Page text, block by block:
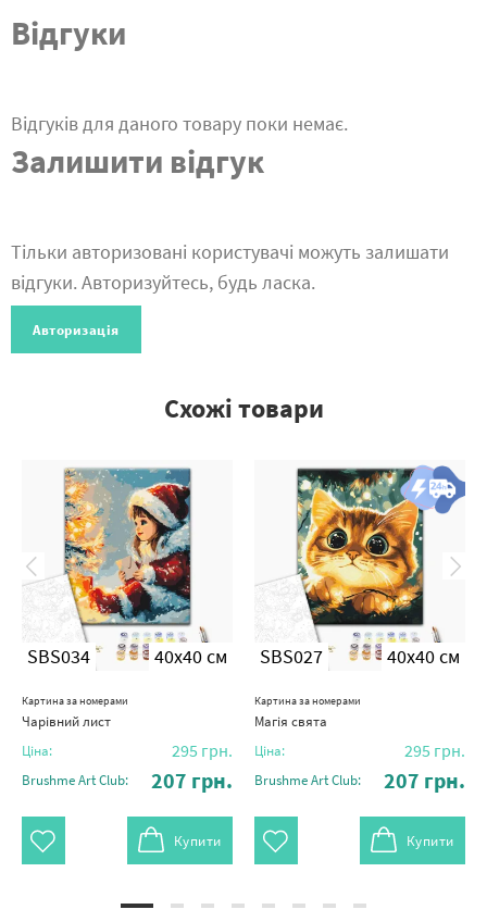
Відгуки
Відгуків для даного товару поки немає.
Залишити відгук
Тільки авторизовані користувачі можуть залишати
відгуки. Авторизуйтесь, будь ласка.
Авторизація
Схожі товари
SBS034 40x40 см
Картина за номерами
Чарівний лист
Ціна: 295 грн.
Brushme Art Club: 207 грн.
Купити
SBS027 40x40 см
Картина за номерами
Магія свята
Ціна: 295 грн.
Brushme Art Club: 207 грн.
Купити